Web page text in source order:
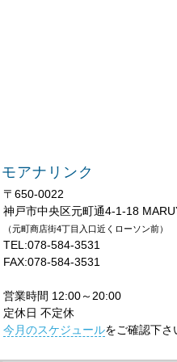
モアナリンク
〒650-0022
神戸市中央区元町通4-1-18
（元町商店街4丁目入口近くローソン前）
TEL:078-584-3531
FAX:078-584-3531
営業時間 12:00～20:00
定休日 不定休
今月のスケジュールをご確認下さ